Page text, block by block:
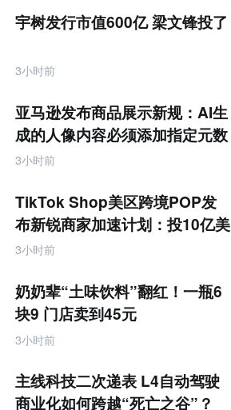
宇树发行市值600亿 梁文锋投了
3小时前
亚马逊发布商品展示新规：AI生
成的人像内容必须添加指定元数
据
3小时前
TikTok Shop美区跨境POP发
布新锐商家加速计划：投10亿美
金资源帮扶四类商家
3小时前
奶奶辈“土味饮料”翻红！一瓶6
块9 门店卖到45元
3小时前
主线科技二次递表 L4自动驾驶
商业化如何跨越“死亡之谷”？